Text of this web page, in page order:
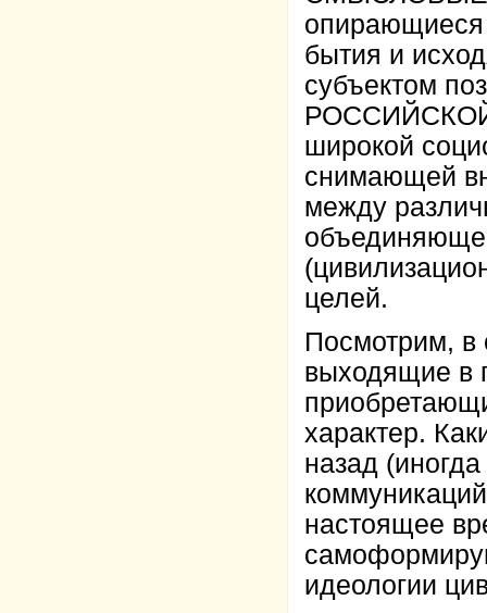
опирающиеся
бытия и
субъектом
РОССИЙСКОЙ
широкой
снимающей
между
целей.
Посмотрим, в
выходящие в
характер.
назад
настоящее
идеологии